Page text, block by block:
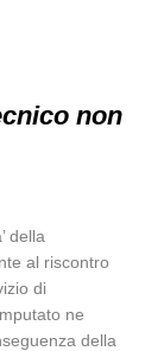
non
della
al riscontro
di
ne
della